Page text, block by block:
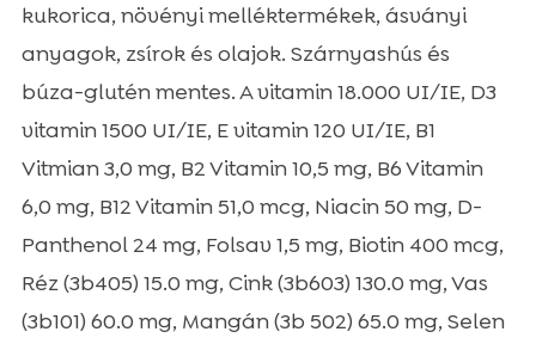
kukorica, növényi melléktermékek, ásványi
anyagok, zsírok és olajok. Szárnyashús és
búza-glutén mentes. A vitamin 18.000 UI/IE, D3
vitamin 1500 UI/IE, E vitamin 120 UI/IE, B1
Vitmian 3,0 mg, B2 Vitamin 10,5 mg, B6 Vitamin
6,0 mg, B12 Vitamin 51,0 mcg, Niacin 50 mg, D-
Panthenol 24 mg, Folsav 1,5 mg, Biotin 400 mcg,
Réz (3b405) 15.0 mg, Cink (3b603) 130.0 mg, Vas
(3b101) 60.0 mg, Mangán (3b 502) 65.0 mg, Selen